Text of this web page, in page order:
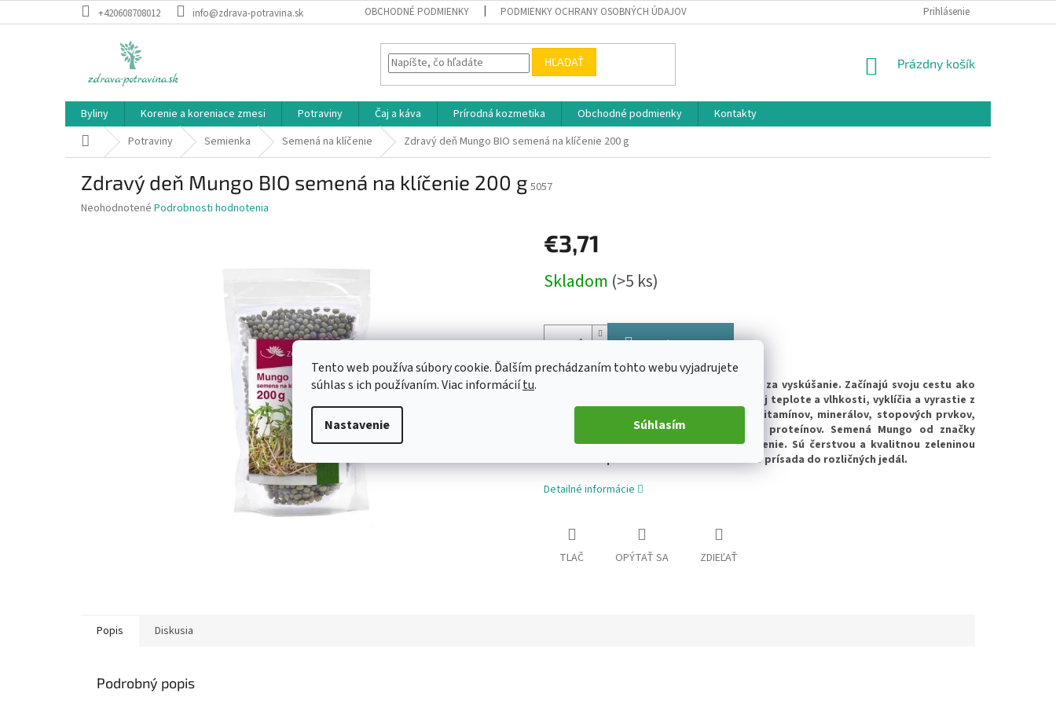
Tento web používa súbory cookie. Ďalším prechádzaním tohto webu vyjadrujete
súhlas s ich používaním. Viac informáciítu.
Nastavenie Súhlasím
na
+420608708012 info@zdrava-potravina.sk OBCHODNÉ PODMIENKY PODMIENKY OCHRANY OSOBNÝCH ÚDAJOV Prihlásenie
HĽADAŤ
NÁKUPNÝ
Prázdny košík
Byliny Korenie a koreniace zmesi Potraviny Čaj a káva Prírodná kozmetika Obchodné podmienky
Kontakty
DomovPotraviny Semienka Semená na klíčenie Zdravý deň Mungo BIO semená na klíčenie 200 g
Zdravý deň Mungo BIO semená na klíčenie 200 g 5057
Priemerné
Neohodnotené Podrobnosti hodnotenia
€3,71
cena:
Skladom (>5 ks)
Pridať do košíka
Klíčky sú malý zázrak prírody, ktorý stojí za vyskúšanie. Začínajú svoju cestu ako
semienka, ktoré keď sú vystavené vhodnej teplote a vlhkosti, vyklíčia a vyrastie z
nich malý výhonok s vysokým obsahom vitamínov, minerálov, stopových prvkov,
enzýmov, aminokyselín, antioxidantov i proteínov. Semená Mungo od značky
Zdravý deň® sú určené na celoročné klíčenie. Sú čerstvou a kvalitnou zeleninou
vhodnou na priamu konzumáciu alebo ako prísada do rozličných jedál.
Detailné informácie
TLAČ OPÝTAŤ SA ZDIEĽAŤ
Popis Diskusia
Podrobný popis